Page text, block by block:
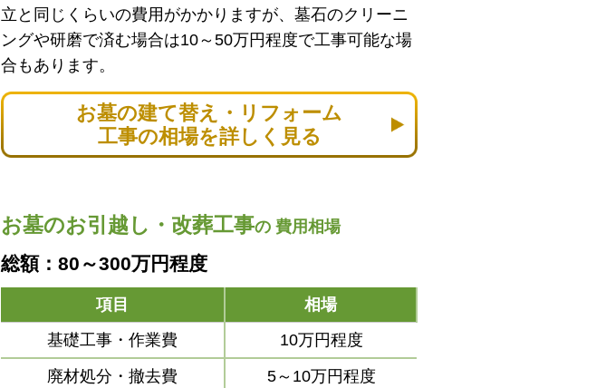
立と同じくらいの費用がかかりますが、墓石のクリーニ
ングや研磨で済む場合は10～50万円程度で工事可能な場
合もあります。
お墓の建て替え・リフォーム
工事の相場を詳しく見る
お墓のお引越し・改葬工事の 費用相場
総額：80～300万円程度
項目
相場
基礎工事・作業費
10万円程度
廃材処分・撤去費
5～10万円程度